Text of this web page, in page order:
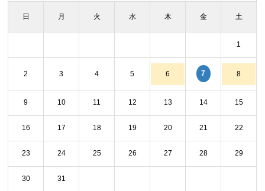
日 月 火 水 木 金 土
1
2 3 4 5 6 7 8
9 10 11 12 13 14 15
16 17 18 19 20 21 22
23 24 25 26 27 28 29
30 31